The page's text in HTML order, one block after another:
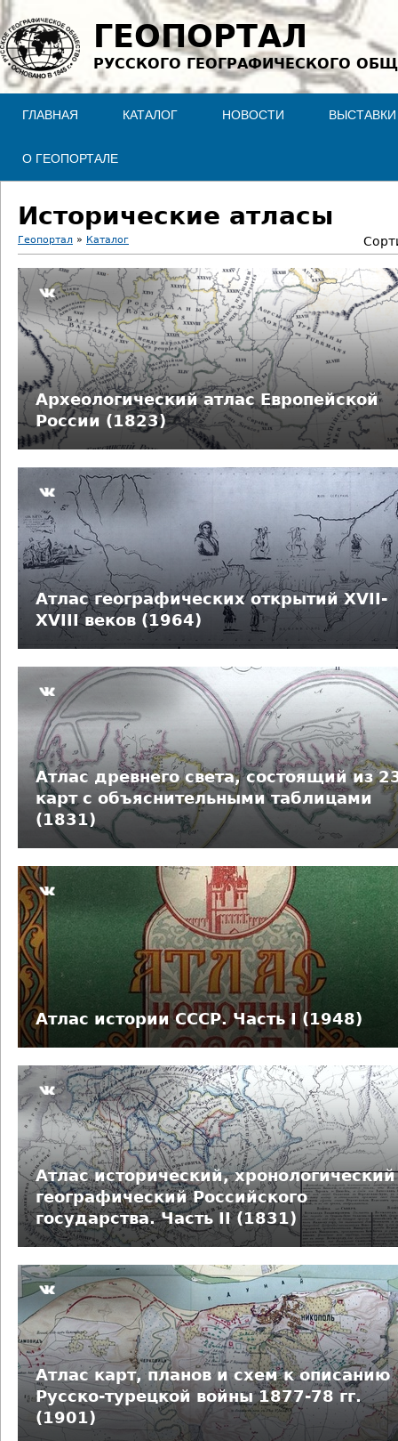
Jump to navigation
ГЕОПОРТАЛ
РУССКОГО ГЕОГРАФИЧЕСКОГО
ГЛАВНАЯ КАТАЛОГ НОВОСТИ ВЫСТАВКИ
О ГЕОПОРТАЛЕ
Исторические атласы
В
ы
з
е
с
Геопортал » Каталог
Археологический атлас Европейской
России (1823)
Атлас географических открытий XVII-
XVIII веков (1964)
Атлас древнего света, состоящий из
карт с объяснительными таблицами
(1831)
Атлас истории СССР. Часть I (1948)
Атлас исторический,
географический Российского
государства. Часть II (1831)
Атлас карт, планов и схем к описанию
Русско-турецкой войны 1877-78 гг.
(1901)